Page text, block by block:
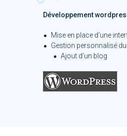
Développement
Mise en place d’une
Gestion personnalisé
Ajout d’un blog